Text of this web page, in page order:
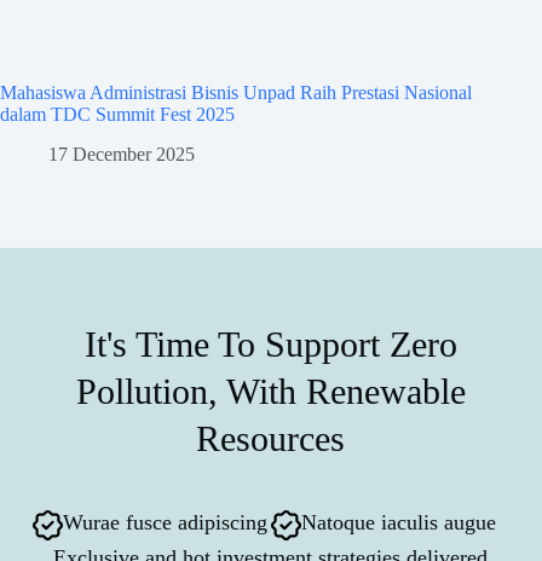
Mahasiswa Administrasi Bisnis Unpad Raih Prestasi Nasional
dalam TDC Summit Fest 2025
17 December 2025
It's Time To Support Zero
Pollution, With Renewable
Resources
Wurae fusce adipiscing
Natoque iaculis augue